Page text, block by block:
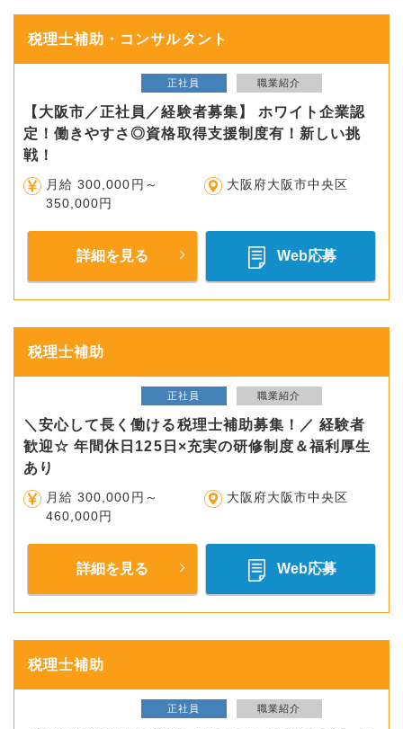
税理士補助・コンサルタント
正社員 職業紹介
【大阪市／正社員／経験者募集】 ホワイト企業認
定！働きやすさ◎資格取得支援制度有！新しい挑
戦！
月給 300,000円～
350,000円
大阪府大阪市中央区
詳細を見る Web応募
税理士補助
正社員 職業紹介
＼安心して長く働ける税理士補助募集！／ 経験者
歓迎☆ 年間休日125日×充実の研修制度＆福利厚生
あり
月給 300,000円～
460,000円
大阪府大阪市中央区
詳細を見る Web応募
税理士補助
正社員 職業紹介